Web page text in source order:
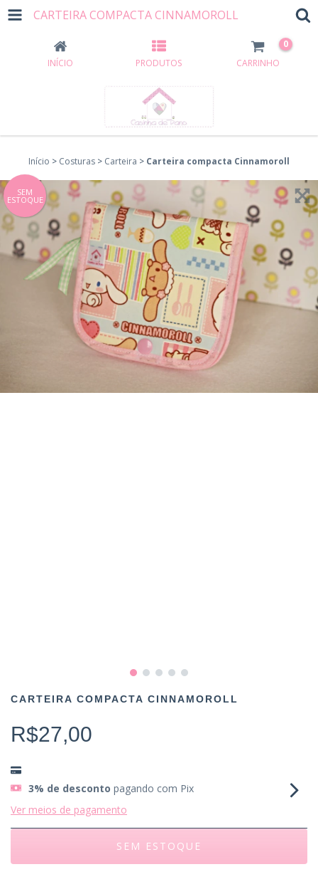
CARTEIRA COMPACTA CINNAMOROLL
INÍCIO PRODUTOS CARRINHO
0
Início > Costuras > Carteira > Carteira compacta Cinnamoroll
SEM
ESTOQUE
CARTEIRA COMPACTA CINNAMOROLL
R$27,00
3% de desconto pagando com Pix
Ver meios de pagamento